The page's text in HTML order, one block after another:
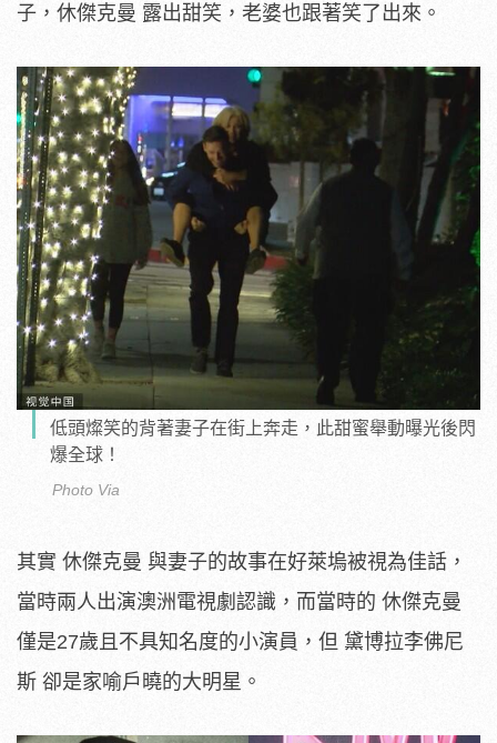
子，休傑克曼 露出甜笑，老婆也跟著笑了出來。
低頭燦笑的背著妻子在街上奔走，此甜蜜舉動曝光後閃
爆全球！
Photo Via
其實 休傑克曼 與妻子的故事在好萊塢被視為佳話，
當時兩人出演澳洲電視劇認識，而當時的 休傑克曼
僅是27歲且不具知名度的小演員，但 黛博拉李佛尼
斯 卻是家喻戶曉的大明星。